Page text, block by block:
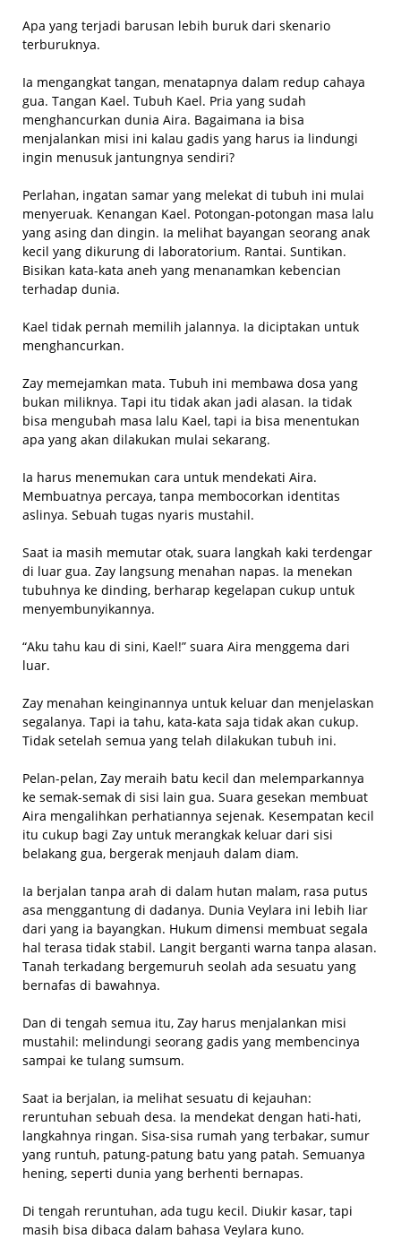
Apa yang terjadi barusan lebih buruk dari skenario
terburuknya.
Ia mengangkat tangan, menatapnya dalam redup cahaya
gua. Tangan Kael. Tubuh Kael. Pria yang sudah
menghancurkan dunia Aira. Bagaimana ia bisa
menjalankan misi ini kalau gadis yang harus ia lindungi
ingin menusuk jantungnya sendiri?
Perlahan, ingatan samar yang melekat di tubuh ini mulai
menyeruak. Kenangan Kael. Potongan-potongan masa lalu
yang asing dan dingin. Ia melihat bayangan seorang anak
kecil yang dikurung di laboratorium. Rantai. Suntikan.
Bisikan kata-kata aneh yang menanamkan kebencian
terhadap dunia.
Kael tidak pernah memilih jalannya. Ia diciptakan untuk
menghancurkan.
Zay memejamkan mata. Tubuh ini membawa dosa yang
bukan miliknya. Tapi itu tidak akan jadi alasan. Ia tidak
bisa mengubah masa lalu Kael, tapi ia bisa menentukan
apa yang akan dilakukan mulai sekarang.
Ia harus menemukan cara untuk mendekati Aira.
Membuatnya percaya, tanpa membocorkan identitas
aslinya. Sebuah tugas nyaris mustahil.
Saat ia masih memutar otak, suara langkah kaki terdengar
di luar gua. Zay langsung menahan napas. Ia menekan
tubuhnya ke dinding, berharap kegelapan cukup untuk
menyembunyikannya.
“Aku tahu kau di sini, Kael!” suara Aira menggema dari
luar.
Zay menahan keinginannya untuk keluar dan menjelaskan
segalanya. Tapi ia tahu, kata-kata saja tidak akan cukup.
Tidak setelah semua yang telah dilakukan tubuh ini.
Pelan-pelan, Zay meraih batu kecil dan melemparkannya
ke semak-semak di sisi lain gua. Suara gesekan membuat
Aira mengalihkan perhatiannya sejenak. Kesempatan kecil
itu cukup bagi Zay untuk merangkak keluar dari sisi
belakang gua, bergerak menjauh dalam diam.
Ia berjalan tanpa arah di dalam hutan malam, rasa putus
asa menggantung di dadanya. Dunia Veylara ini lebih liar
dari yang ia bayangkan. Hukum dimensi membuat segala
hal terasa tidak stabil. Langit berganti warna tanpa alasan.
Tanah terkadang bergemuruh seolah ada sesuatu yang
bernafas di bawahnya.
Dan di tengah semua itu, Zay harus menjalankan misi
mustahil: melindungi seorang gadis yang membencinya
sampai ke tulang sumsum.
Saat ia berjalan, ia melihat sesuatu di kejauhan:
reruntuhan sebuah desa. Ia mendekat dengan hati-hati,
langkahnya ringan. Sisa-sisa rumah yang terbakar, sumur
yang runtuh, patung-patung batu yang patah. Semuanya
hening, seperti dunia yang berhenti bernapas.
Di tengah reruntuhan, ada tugu kecil. Diukir kasar, tapi
masih bisa dibaca dalam bahasa Veylara kuno.